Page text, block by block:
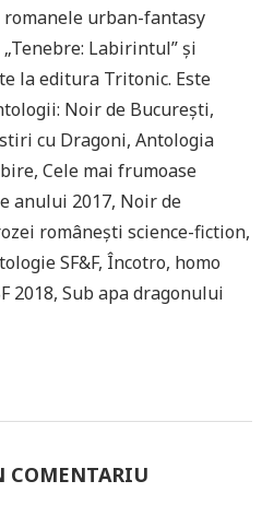
urban-fantasy
„Tenebre: Labirintul” și
la editura Tritonic. Este
Noir de București,
cu Dragoni, Antologia
Cele mai frumoase
anului 2017, Noir de
românești science-fiction,
SF&F, Încotro, homo
2018, Sub apa dragonului
COMENTARIU